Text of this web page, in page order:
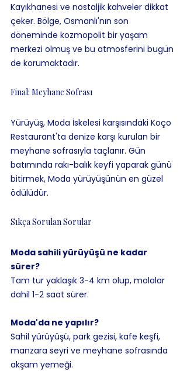
Kayıkhanesi ve nostaljik kahveler dikkat
çeker. Bölge, Osmanlı'nın son
döneminde kozmopolit bir yaşam
merkezi olmuş ve bu atmosferini bugün
de korumaktadır.
Final: Meyhane Sofrası
Yürüyüş, Moda İskelesi karşısındaki Koço
Restaurant'ta denize karşı kurulan bir
meyhane sofrasıyla taçlanır. Gün
batımında rakı-balık keyfi yaparak günü
bitirmek, Moda yürüyüşünün en güzel
ödülüdür.
Sıkça Sorulan Sorular
Moda sahili yürüyüşü ne kadar
sürer?
Tam tur yaklaşık 3-4 km olup, molalar
dahil 1-2 saat sürer.
Moda'da ne yapılır?
Sahil yürüyüşü, park gezisi, kafe keşfi,
manzara seyri ve meyhane sofrasında
akşam yemeği.